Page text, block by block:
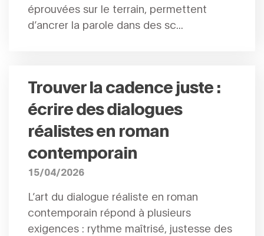
éprouvées sur le terrain, permettent
d’ancrer la parole dans des sc...
Trouver la cadence juste :
écrire des dialogues
réalistes en roman
contemporain
15/04/2026
L’art du dialogue réaliste en roman
contemporain répond à plusieurs
exigences : rythme maîtrisé, justesse des